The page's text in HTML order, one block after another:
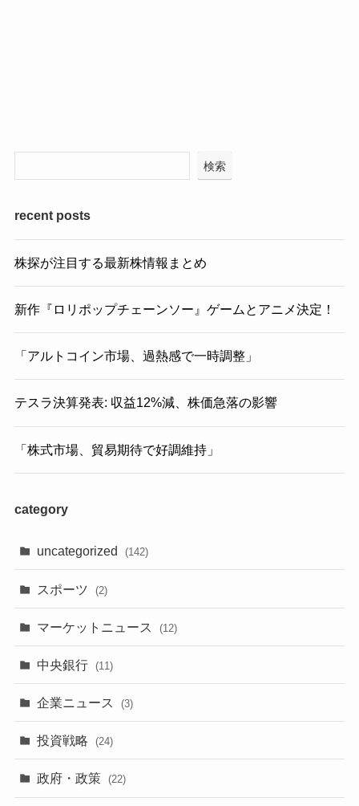
検索
recent posts
株探が注目する最新株情報まとめ
新作『ロリポップチェーンソー』ゲームとアニメ決定！
「アルトコイン市場、過熱感で一時調整」
テスラ決算発表: 収益12%減、株価急落の影響
「株式市場、貿易期待で好調維持」
category
uncategorized (142)
スポーツ (2)
マーケットニュース (12)
中央銀行 (11)
企業ニュース (3)
投資戦略 (24)
政府・政策 (22)